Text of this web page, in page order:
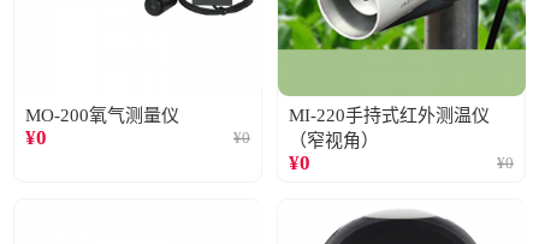
MO-200氧气测量仪
¥0 ¥0
MI-220手持式红外测温仪
（窄视角）
¥0 ¥0